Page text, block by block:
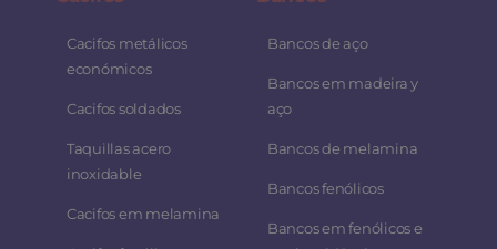
Cacifos metálicos
económicos
Cacifos soldados
Taquillas acero
inoxidable
Cacifos em melamina
Bancos de aço
Bancos em madeira y
aço
Bancos de melamina
Bancos fenólicos
Bancos em fenólicos e